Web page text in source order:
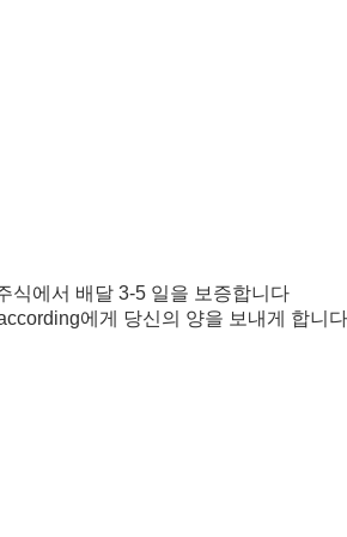
식에서 배달 3-5 일을 보증합니다
에게 당신의 양을 보내게 합니다